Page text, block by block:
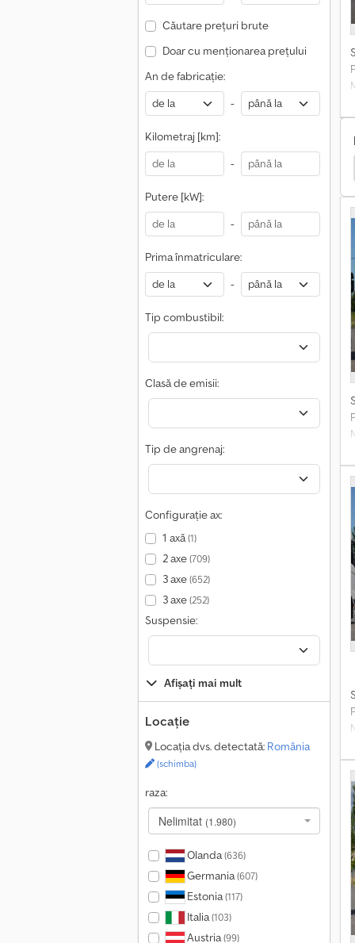
Căutare prețuri brute
Doar cu menționarea prețului
An de fabricație:
-
Kilometraj [km]:
-
Putere [kW]:
-
Prima înmatriculare:
-
Tip combustibil:
Clasă de emisii:
Tip de angrenaj:
Configurație ax:
1 axă(1)
2 axe(709)
3 axe(652)
3 axe(252)
Suspensie:
Afișați mai mult
Locație
Locația dvs. detectată: România
(schimba)
raza:
Nelimitat (1.980)
Olanda(636)
Germania(607)
Estonia(117)
Italia(103)
Austria(99)
Iveco Camion Cu Platformă